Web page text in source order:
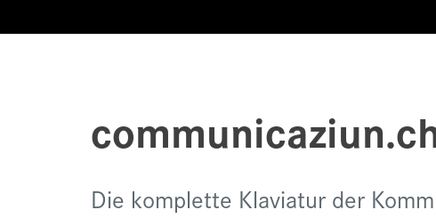
Die komplette Klaviatur der